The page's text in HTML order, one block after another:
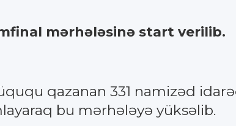
mərhələsinə start verilib.
qazanan 331 namizəd
bu mərhələyə yüksəlib.